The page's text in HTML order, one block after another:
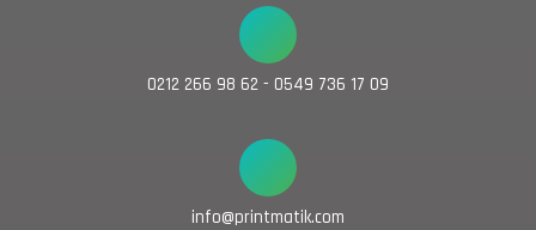
0212 266 98 62 - 0549 736 17 09
info@printmatik.com